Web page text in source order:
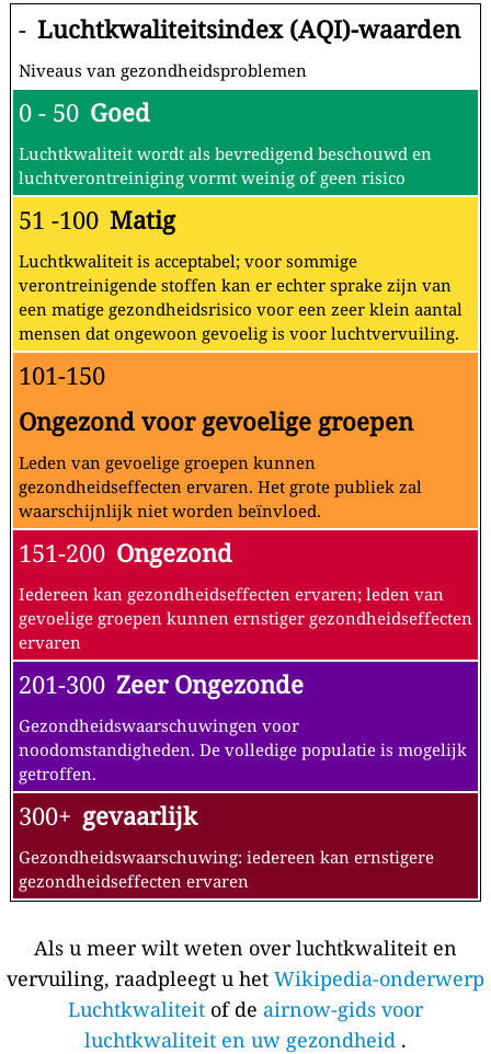
- Luchtkwaliteitsindex (AQI)-waarden
Niveaus van gezondheidsproblemen
0 - 50 Goed
Luchtkwaliteit wordt als bevredigend beschouwd en
luchtverontreiniging vormt weinig of geen risico
51 -100 Matig
Luchtkwaliteit is acceptabel; voor sommige
verontreinigende stoffen kan er echter sprake zijn van
een matige gezondheidsrisico voor een zeer klein aantal
mensen dat ongewoon gevoelig is voor luchtvervuiling.
101-150
Ongezond voor gevoelige groepen
Leden van gevoelige groepen kunnen
gezondheidseffecten ervaren. Het grote publiek zal
waarschijnlijk niet worden beïnvloed.
151-200 Ongezond
Iedereen kan gezondheidseffecten ervaren; leden van
gevoelige groepen kunnen ernstiger gezondheidseffecten
ervaren
201-300 Zeer Ongezonde
Gezondheidswaarschuwingen voor
noodomstandigheden. De volledige populatie is mogelijk
getroffen.
300+ gevaarlijk
Gezondheidswaarschuwing: iedereen kan ernstigere
gezondheidseffecten ervaren
Als u meer wilt weten over luchtkwaliteit en
vervuiling, raadpleegt u het Wikipedia-onderwerp
Luchtkwaliteit of de airnow-gids voor
luchtkwaliteit en uw gezondheid .